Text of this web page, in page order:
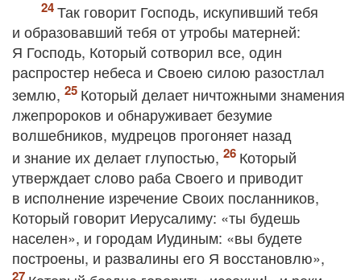
Так говорит Господь, искупивший тебя
и образовавший тебя от утробы матерней:
Я Господь, Который сотворил все, один
распростер небеса и Своею силою разостлал
землю,
Который делает ничтожными знамения
лжепророков и обнаруживает безумие
волшебников, мудрецов прогоняет назад
и знание их делает глупостью,
Который
утверждает слово раба Своего и приводит
в исполнение изречение Своих посланников,
Который говорит Иерусалиму: «ты будешь
населен», и городам Иудиным: «вы будете
построены, и развалины его Я восстановлю»,